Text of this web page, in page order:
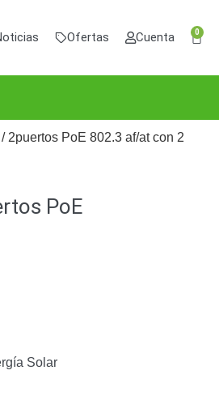
Ofertas Cuenta 0
PoE 802.3 af/at con 2
PoE
Solar